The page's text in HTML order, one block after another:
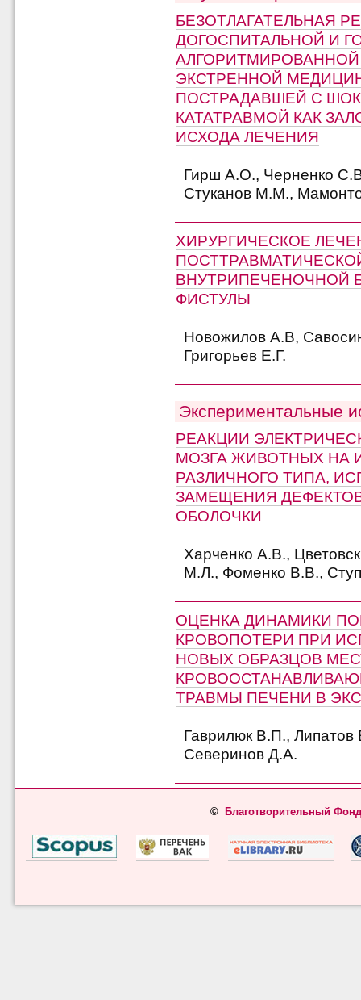
БЕЗОТЛАГАТЕЛЬНАЯ
ДОГОСПИТАЛЬНОЙ И
ЭКСТРЕННОЙ
ПОСТРАДАВШЕЙ С
КАТАТРАВМОЙ КАК
ИСХОДА ЛЕЧЕНИЯ
Гирш А.О., Черненко
Стуканов М.М.,
ХИРУРГИЧЕСКОЕ
ВНУТРИПЕЧЕНОЧНОЙ
ФИСТУЛЫ
Новожилов А.В,
Григорьев Е.Г.
Экспериментальные
РЕАКЦИИ
МОЗГА ЖИВОТНЫХ НА
РАЗЛИЧНОГО ТИПА,
ЗАМЕЩЕНИЯ
ОБОЛОЧКИ
Харченко А.В.,
М.Л., Фоменко В.В.,
ОЦЕНКА ДИНАМИКИ
КРОВОПОТЕРИ ПРИ
НОВЫХ ОБРАЗЦОВ
ТРАВМЫ ПЕЧЕНИ В
Гаврилюк В.П.,
Северинов Д.А.
© Благотворительный